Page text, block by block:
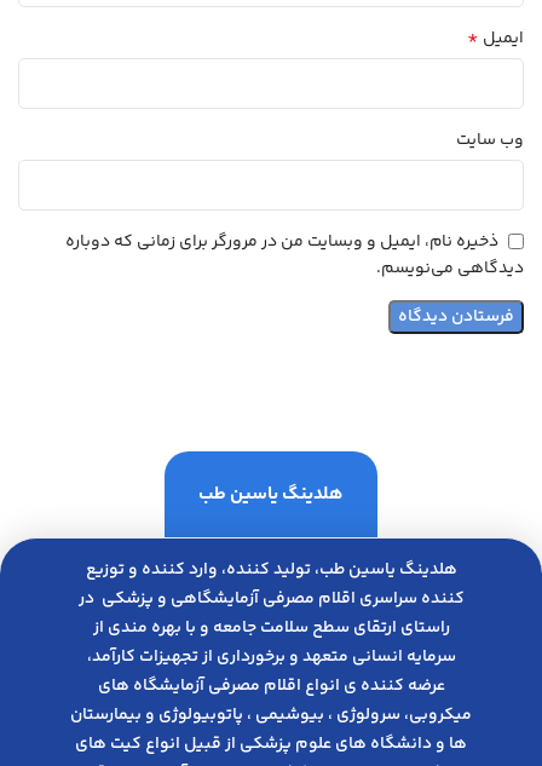
ایمیل *
وب‌ سایت
ذخیره نام، ایمیل و وبسایت من در مرورگر برای زمانی که دوباره
دیدگاهی می‌نویسم.
هلدینگ یاسین طب
هلدینگ یاسین طب، تولید کننده، وارد کننده و توزیع
کننده سراسری اقلام مصرفی آزمایشگاهی و پزشکی در
راﺳﺘﺎی ارﺗﻘﺎی ﺳﻄﺢ ﺳﻼﻣﺖ ﺟﺎﻣﻌﻪ و ﺑﺎ ﺑﻬﺮه ﻣﻨﺪی از
ﺳﺮﻣﺎﯾﻪ انسانی متعهد و ﺑﺮﺧﻮرداری از ﺗﺠﻬﯿﺰات ﮐﺎرآﻣﺪ،
عرضه کننده ی انواع اﻗﻼم مصرفی آزﻣﺎﯾﺸﮕﺎه های
میکروبی، ﺳﺮوﻟﻮژی ، ﺑﯿﻮﺷﯿﻤﯽ ، پاتوبیولوژی و بیمارستان
ها و دانشگاه های علوم پزشکی از قبیل انواع کیت های